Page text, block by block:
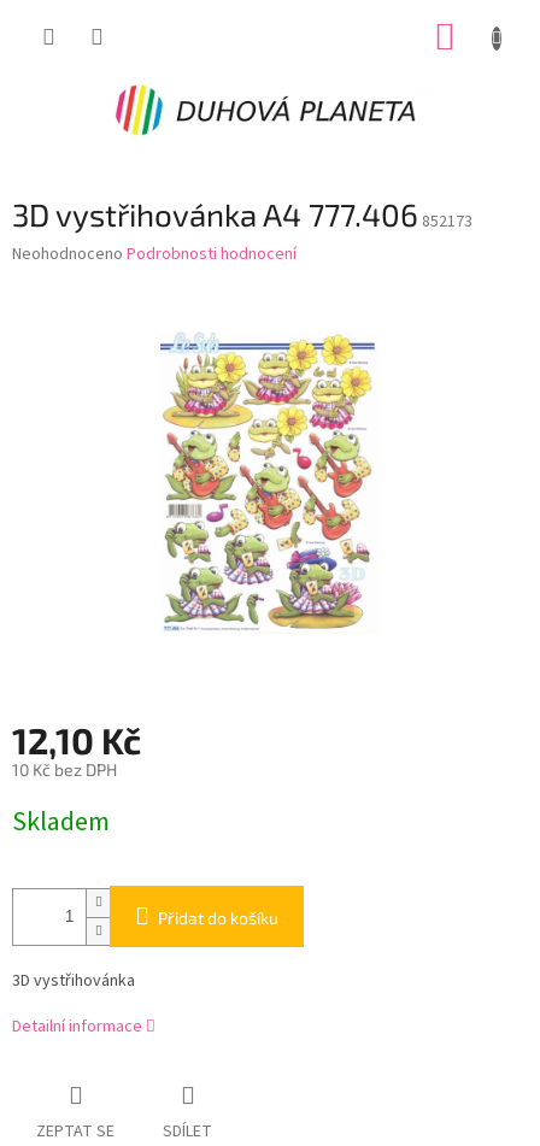
3D vystřihovánka A4 777.406 852173
Průměrné
Neohodnoceno Podrobnosti hodnocení
12,10 Kč
10 Kč bez DPH
cena:
Skladem
Přidat do košíku
3D vystřihovánka
Detailní informace
ZEPTAT SE SDÍLET